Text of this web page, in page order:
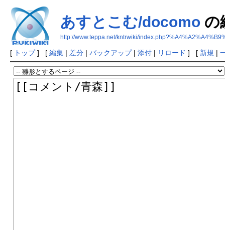
あすとこむ/docomoの
http://www.teppa.net/kntrwiki/
[ トップ] [ 編集| 差分| バックアップ| 添付| リロード ] [ 新規 |